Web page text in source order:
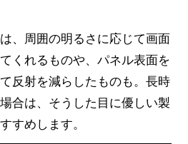
、周囲の明るさに応じて画面
くれるものや、パネル表面を
反射を減らしたものも。長時
合は、そうした目に優しい製
すめします。